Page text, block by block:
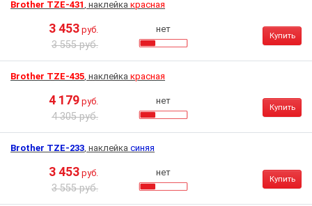
Brother TZE-431, наклейка красная
3 453 руб.
3 555 руб.
нет
Купить
Brother TZE-435, наклейка красная
4 179 руб.
4 305 руб.
нет
Купить
Brother TZE-233, наклейка синяя
3 453 руб.
3 555 руб.
нет
Купить